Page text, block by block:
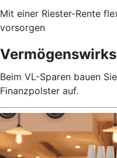
Mit einer Riester-Rente
vorsorgen
Beim VL-Sparen bauen
Finanzpolster auf.